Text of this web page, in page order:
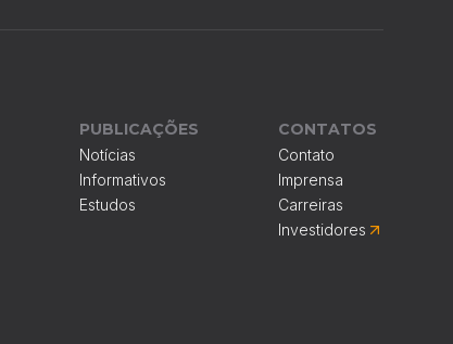
PUBLICAÇÕES
Notícias
Informativos
Estudos
CONTATOS
Contato
Imprensa
Carreiras
Investidores